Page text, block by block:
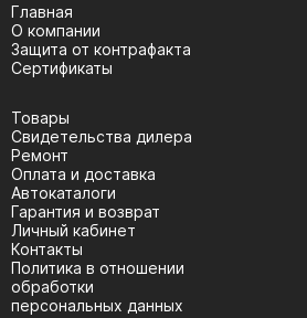
Главная
О компании
Защита от контрафакта
Сертификаты
Товары
Cвидетельства дилера
Ремонт
Оплата и доставка
Автокаталоги
Гарантия и возврат
Личный кабинет
Контакты
Политика в отношении
обработки
персональных данных